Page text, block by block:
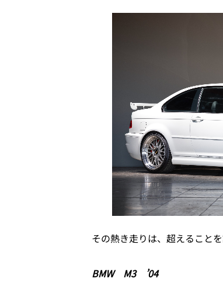
その熱き走りは、超えること
BMW M3 ’04